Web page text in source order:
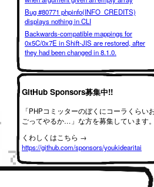
Bug #80771 phpinfo(INFO_CREDITS)
displays nothing in CLI
Backwards-compatible mappings for
0x5C/0x7E in Shift-JIS are restored, after
they had been changed in 8.1.0.
GitHub Sponsors募集中!!
「PHPコミッターのぼくにコーラくらい
ごってやるか…」な方を募集しています。
くわしくはこちら →
https://github.com/sponsors/youkidearitai